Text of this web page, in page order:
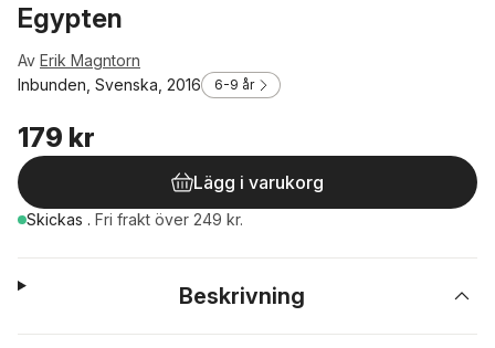
Egypten
Av Erik Magntorn
Inbunden, Svenska, 2016
6-9 år
179 kr
Lägg i varukorg
Skickas . Fri frakt över 249 kr.
Beskrivning